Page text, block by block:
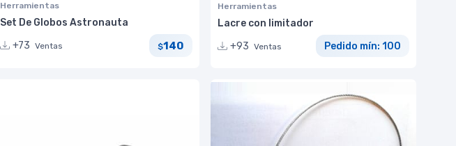
Herramientas
Set De Globos Astronauta
+73 Ventas $140
Herramientas
Lacre con limitador
+93 Ventas Pedido mín: 100